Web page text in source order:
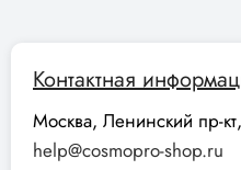
Контактная
Москва, Ленинский пр-
help@cosmopro-shop.ru